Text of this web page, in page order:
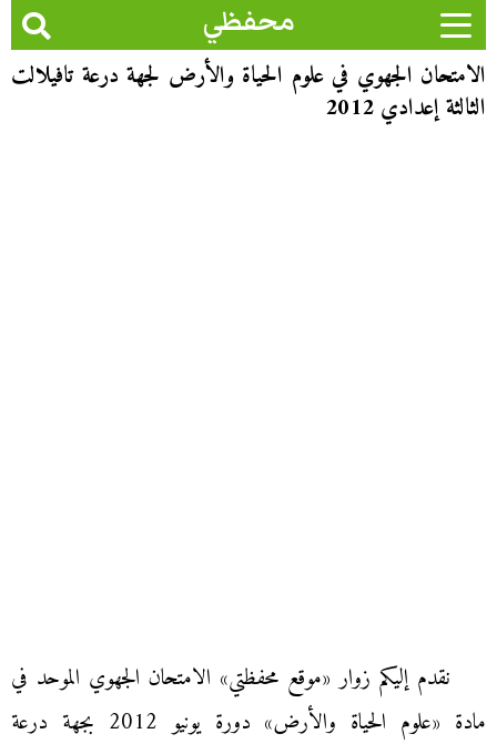
محفظي
الامتحان الجهوي في علوم الحياة والأرض لجهة درعة تافيلالت
الثالثة إعدادي 2012
نقدم إليكم زوار «موقع محفظتي» الامتحان الجهوي الموحد في
مادة «علوم الحياة والأرض» دورة يونيو 2012 بجهة درعة